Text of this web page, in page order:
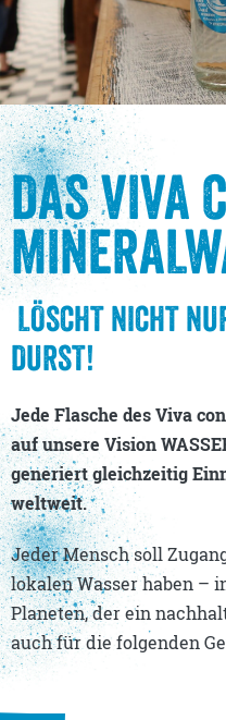
DAS VIVA
LÖSCHT NICHT
DURST!
Jede Flasche des Viva
auf unsere Vision
generiert gleichzeitig
weltweit.
Jeder Mensch soll
lokalen Wasser haben –
Planeten, der ein
auch für die folgenden